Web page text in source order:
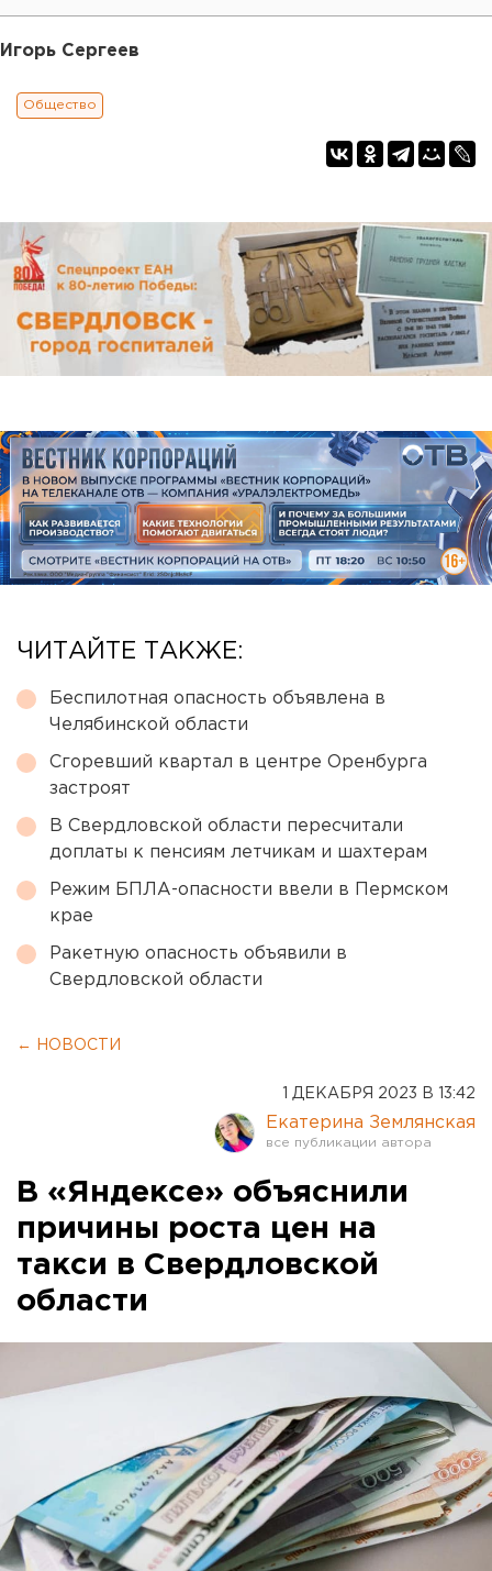
Игорь Сергеев
Общество
ЧИТАЙТЕ ТАКЖЕ:
Беспилотная опасность объявлена в
Челябинской области
Сгоревший квартал в центре Оренбурга
застроят
В Свердловской области пересчитали
доплаты к пенсиям летчикам и шахтерам
Режим БПЛА-опасности ввели в Пермском
крае
Ракетную опасность объявили в
Свердловской области
← НОВОСТИ
1 ДЕКАБРЯ 2023 В 13:42
Екатерина Землянская
В «Яндексе» объяснили
причины роста цен на
такси в Свердловской
области